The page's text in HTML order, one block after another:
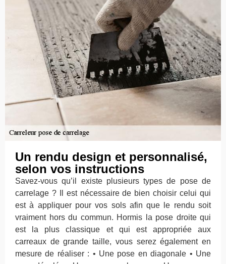
Un rendu design et personnalisé,
selon vos instructions
Savez-vous qu’il existe plusieurs types de pose de
carrelage ? Il est nécessaire de bien choisir celui qui
est à appliquer pour vos sols afin que le rendu soit
vraiment hors du commun. Hormis la pose droite qui
est la plus classique et qui est appropriée aux
carreaux de grande taille, vous serez également en
mesure de réaliser : • Une pose en diagonale • Une